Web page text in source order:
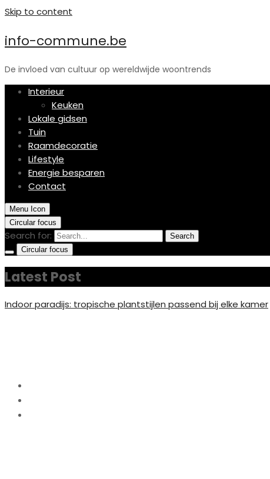
Skip to content
info-commune.be
De invloed van cultuur op wereldwijde woontrends
Interieur
Keuken
Lokale gidsen
Tuin
Raamdecoratie
Lifestyle
Energie besparen
Contact
Menu Icon
Circular focus
Search for:
Search
Circular focus
Latest Post
Indoor paradijs: tropische plantstijlen passend bij elke kamer